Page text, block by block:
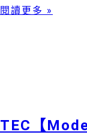
閱讀更多 »
TEC【